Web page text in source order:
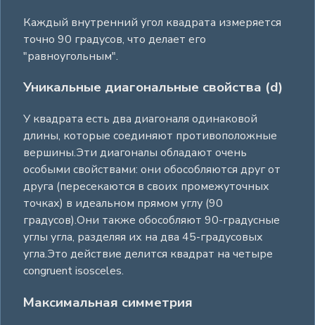
Каждый внутренний угол квадрата измеряется
точно 90 градусов, что делает его
"равноугольным".
Уникальные диагональные свойства (d)
У квадрата есть два диагоналя одинаковой
длины, которые соединяют противоположные
вершины.Эти диагоналы обладают очень
особыми свойствами: они обособляются друг от
друга (пересекаются в своих промежуточных
точках) в идеальном прямом углу (90
градусов).Они также обособляют 90-градусные
углы угла, разделяя их на два 45-градусовых
угла.Это действие делится квадрат на четыре
congruent isosceles.
Максимальная симметрия